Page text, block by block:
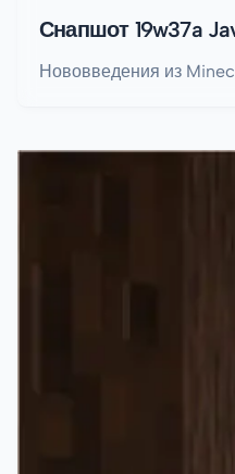
Снапшот 19w37a
Нововведения из